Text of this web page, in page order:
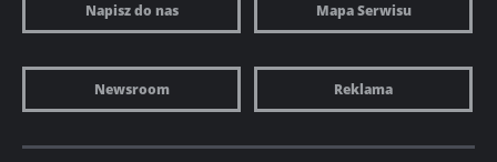
Napisz do nas Mapa Serwisu
Newsroom Reklama